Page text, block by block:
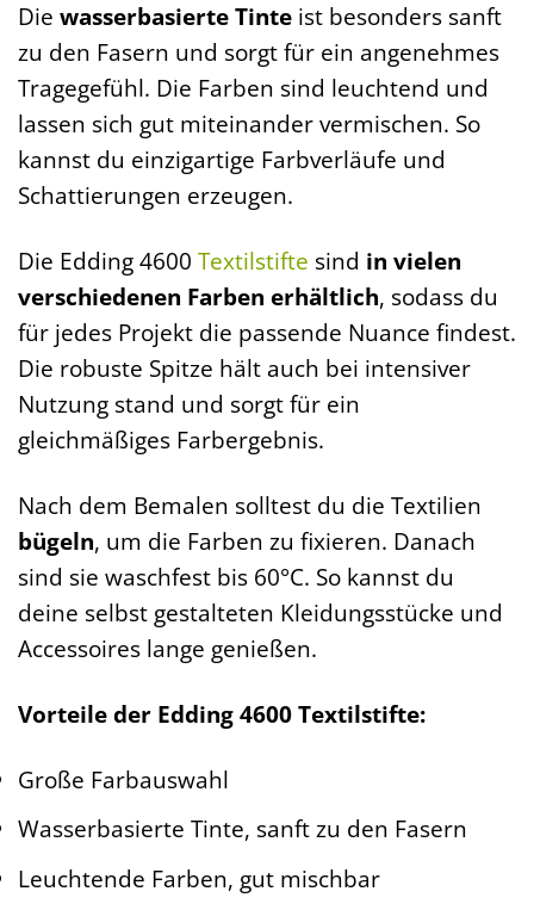
Die wasserbasierte Tinte ist besonders sanft
zu den Fasern und sorgt für ein angenehmes
Tragegefühl. Die Farben sind leuchtend und
lassen sich gut miteinander vermischen. So
kannst du einzigartige Farbverläufe und
Schattierungen erzeugen.
Die Edding 4600 Textilstifte sind in vielen
verschiedenen Farben erhältlich, sodass du
für jedes Projekt die passende Nuance findest.
Die robuste Spitze hält auch bei intensiver
Nutzung stand und sorgt für ein
gleichmäßiges Farbergebnis.
Nach dem Bemalen solltest du die Textilien
bügeln, um die Farben zu fixieren. Danach
sind sie waschfest bis 60°C. So kannst du
deine selbst gestalteten Kleidungsstücke und
Accessoires lange genießen.
Vorteile der Edding 4600 Textilstifte:
Große Farbauswahl
Wasserbasierte Tinte, sanft zu den Fasern
Leuchtende Farben, gut mischbar